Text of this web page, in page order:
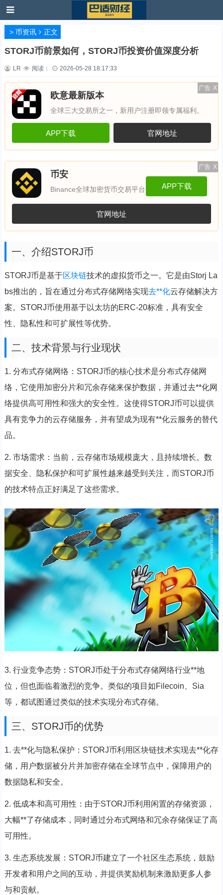
> 币资讯 正文
STORJ币前景如何，STORJ币投资价值深度分析
LR 阅读： 2026-05-28 18:17:33
广告 X
欧意最新版本
全球三大交易所之一，新用户注册即领专属福利。
APP下载 官网地址
广告 X
币安
Binance全球加密货币交易平台 APP下载
官网地址
一、介绍STORJ币
STORJ币是基于区块链技术的虚拟货币之一。它是由Storj La
bs推出的，旨在通过分布式存储网络实现去**化云存储解决方
案。STORJ币使用基于以太坊的ERC-20标准，具有安全
性、隐私性和可扩展性等优势。
二、技术背景与行业现状
1. 分布式存储网络：STORJ币的核心技术是分布式存储网
络，它使用加密分片和冗余存储来保护数据，并通过去**化网
络提供高可用性和强大的安全性。这使得STORJ币可以提供
具有竞争力的云存储服务，并有望成为现有**化云服务的替代
品。
2. 市场需求：当前，云存储市场规模庞大，且持续增长。数
据安全、隐私保护和可扩展性越来越受到关注，而STORJ币
的技术特点正好满足了这些需求。
3. 行业竞争态势：STORJ币处于分布式存储网络行业**地
位，但也面临着激烈的竞争。类似的项目如Filecoin、Sia
等，都试图通过类似的技术实现分布式存储。
三、STORJ币的优势
1. 去**化与隐私保护：STORJ币利用区块链技术实现去**化存
储，用户数据被分片并加密存储在全球节点中，保障用户的
数据隐私和安全。
2. 低成本和高可用性：由于STORJ币利用闲置的存储资源，
大幅**了存储成本，同时通过分布式网络和冗余存储保证了高
可用性。
3. 生态系统发展：STORJ币建立了一个社区生态系统，鼓励
开发者和用户之间的互动，并提供奖励机制来激励更多人参
与和贡献。